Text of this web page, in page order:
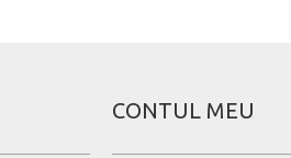
CONTUL MEU